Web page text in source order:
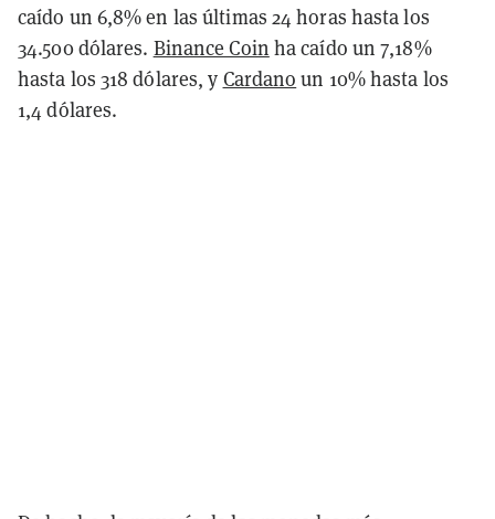
caído un 6,8% en las últimas 24 horas hasta los
34.500 dólares. Binance Coin ha caído un 7,18%
hasta los 318 dólares, y Cardano un 10% hasta los
1,4 dólares.